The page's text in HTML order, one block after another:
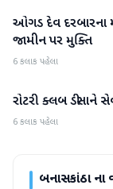
બનાસકાંઠા
ઓગડ દેવ દરબારના
જામીન પર મુક્તિ
6 કલાક પહેલા
બનાસકાંઠા
રોટરી ક્લબ ડીસાને
6 કલાક પહેલા
બનાસકાંઠાના